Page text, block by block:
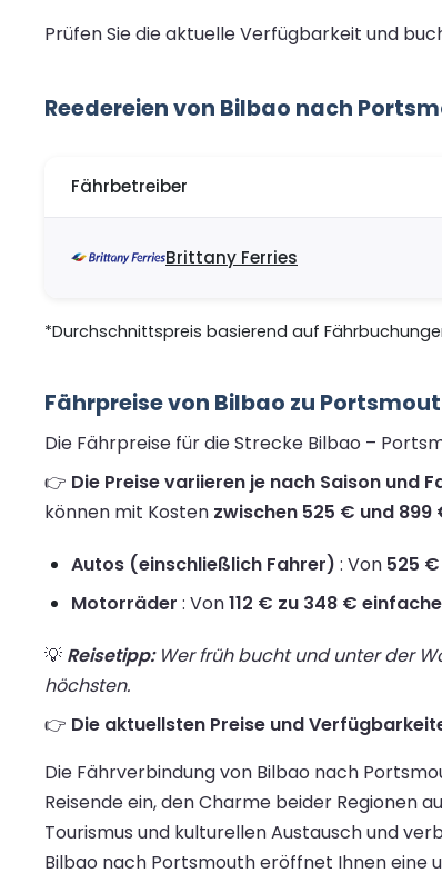
Prüfen Sie die aktuelle Verfügbarkeit und
Reedereien von Bilbao nach
Fährbetreiber
Brittany Ferries
*Durchschnittspreis basierend auf
Fährpreise von Bilbao zu
Die Fährpreise für die Strecke Bilbao –
👉 Die Preise variieren je nach Saison und
können mit Kosten zwischen 525 € und
Autos (einschließlich Fahrer) : Von 525
Motorräder : Von112 € zu 348 €
💡 Reisetipp:Wer früh bucht und unter der
höchsten.
👉 Die aktuellsten Preise und
Die Fährverbindung von Bilbao nach
Reisende ein, den Charme beider Regionen
Tourismus und kulturellen Austausch und
Bilbao nach Portsmouth eröffnet Ihnen eine